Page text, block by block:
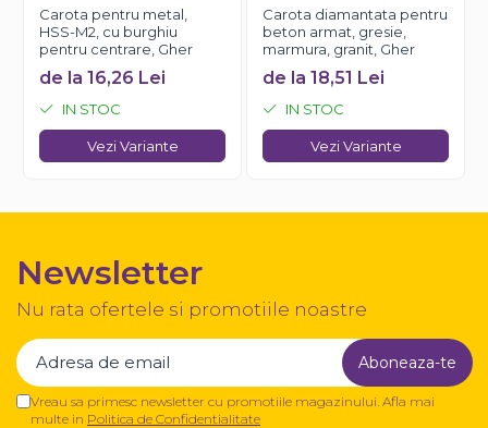
Carota pentru metal,
HSS-M2, cu burghiu
pentru centrare, Gher
de la 16,26 Lei
IN STOC
Vezi Variante
Carota diamantata pentru
beton armat, gresie,
marmura, granit, Gher
de la 18,51 Lei
IN STOC
Vezi Variante
Newsletter
Nu rata ofertele si promotiile noastre
Vreau sa primesc newsletter cu promotiile magazinului. Afla mai
multe in Politica de Confidentialitate